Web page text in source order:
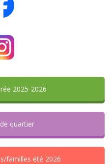
2025-2026
quartier
familles été 2026